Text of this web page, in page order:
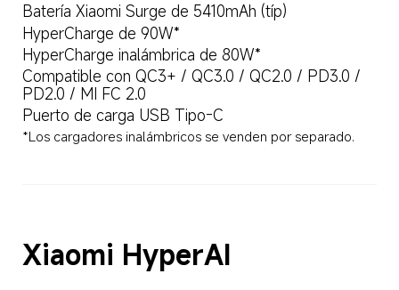
Batería Xiaomi Surge de 5410mAh (típ)
HyperCharge de 90W*
HyperCharge inalámbrica de 80W*
Compatible con QC3+ / QC3.0 / QC2.0 / PD3.0 /
PD2.0 / MI FC 2.0
Puerto de carga USB Tipo-C
*Los cargadores inalámbricos se venden por separado.
Xiaomi HyperAI